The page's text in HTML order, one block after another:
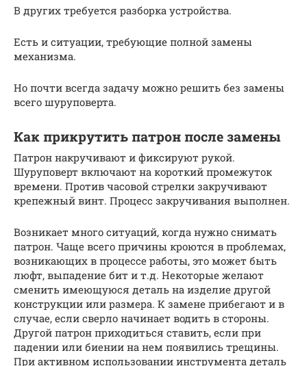
В других требуется разборка устройства.
Есть и ситуации, требующие полной замены
механизма.
Но почти всегда задачу можно решить без замены
всего шуруповерта.
Как прикрутить патрон после замены
Патрон накручивают и фиксируют рукой.
Шуруповерт включают на короткий промежуток
времени. Против часовой стрелки закручивают
крепежный винт. Процесс закручивания выполнен.
Возникает много ситуаций, когда нужно снимать
патрон. Чаще всего причины кроются в проблемах,
возникающих в процессе работы, это может быть
люфт, выпадение бит и т.д. Некоторые желают
сменить имеющуюся деталь на изделие другой
конструкции или размера. К замене прибегают и в
случае, если сверло начинает водить в стороны.
Другой патрон приходиться ставить, если при
падении или биении на нем появились трещины.
При активном использовании инструмента деталь